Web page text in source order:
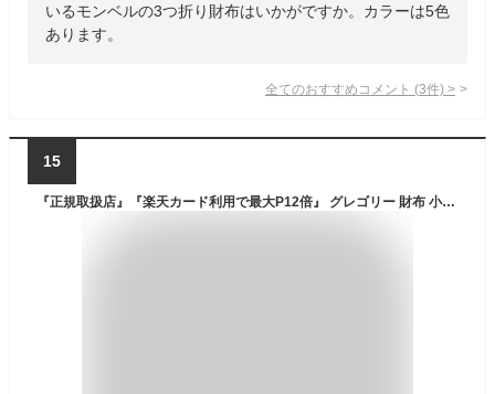
いるモンベルの3つ折り財布はいかがですか。カラーは5色
あります。
全てのおすすめコメント (3件) >
15
『正規取扱店』『楽天カード利用で最大P12倍』 グレゴリー 財布 小物 三つ折り財布 折財布 GREGORY クラシック スナップワレット メンズ レディース キッズ ネコポス可 ポイント10倍対応 送料無料 プレゼント ギフト ラッピング